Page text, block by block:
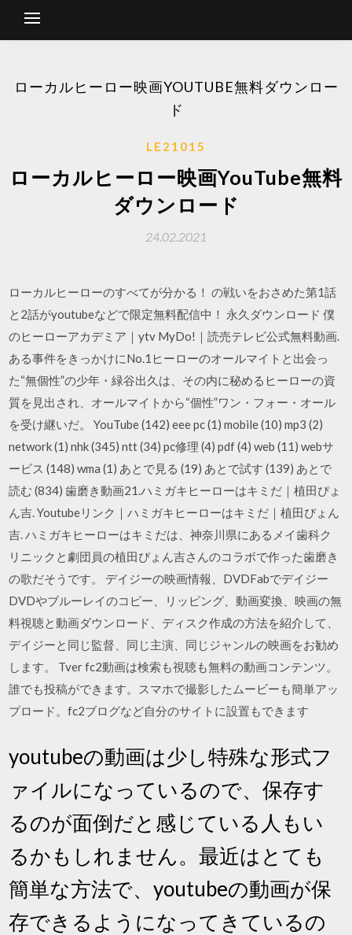
ローカルヒーロー映画YOUTUBE無料ダウンロー
ド
LE21015
ローカルヒーロー映画YouTube無料
ダウンロード
24.02.2021
ローカルヒーローのすべてが分かる！ の戦いをおさめた第1話
と2話がyoutubeなどで限定無料配信中！ 永久ダウンロード 僕
のヒーローアカデミア｜ytv MyDo!｜読売テレビ公式無料動画.
ある事件をきっかけにNo.1ヒーローのオールマイトと出会っ
た“無個性”の少年・緑谷出久は、その内に秘めるヒーローの資
質を見出され、オールマイトから“個性”ワン・フォー・オール
を受け継いだ。 YouTube (142) eee pc (1) mobile (10) mp3 (2)
network (1) nhk (345) ntt (34) pc修理 (4) pdf (4) web (11) webサ
ービス (148) wma (1) あとで見る (19) あとで試す (139) あとで
読む (834) 歯磨き動画21.ハミガキヒーローはキミだ｜植田ぴょ
ん吉. Youtubeリンク｜ハミガキヒーローはキミだ｜植田ぴょん
吉. ハミガキヒーローはキミだは、神奈川県にあるメイ歯科ク
リニックと劇団員の植田ぴょん吉さんのコラボで作った歯磨き
の歌だそうです。 デイジーの映画情報、DVDFabでデイジー
DVDやブルーレイのコピー、リッピング、動画変換、映画の無
料視聴と動画ダウンロード、ディスク作成の方法を紹介して、
デイジーと同じ監督、同じ主演、同じジャンルの映画をお勧め
します。 Tver fc2動画は検索も視聴も無料の動画コンテンツ。
誰でも投稿ができます。スマホで撮影したムービーも簡単アッ
プロード。fc2ブログなど自分のサイトに設置もできます
youtubeの動画は少し特殊な形式フ
ァイルになっているので、保存す
るのが面倒だと感じている人もい
るかもしれません。最近はとても
簡単な方法で、youtubeの動画が保
存できるようになってきているの